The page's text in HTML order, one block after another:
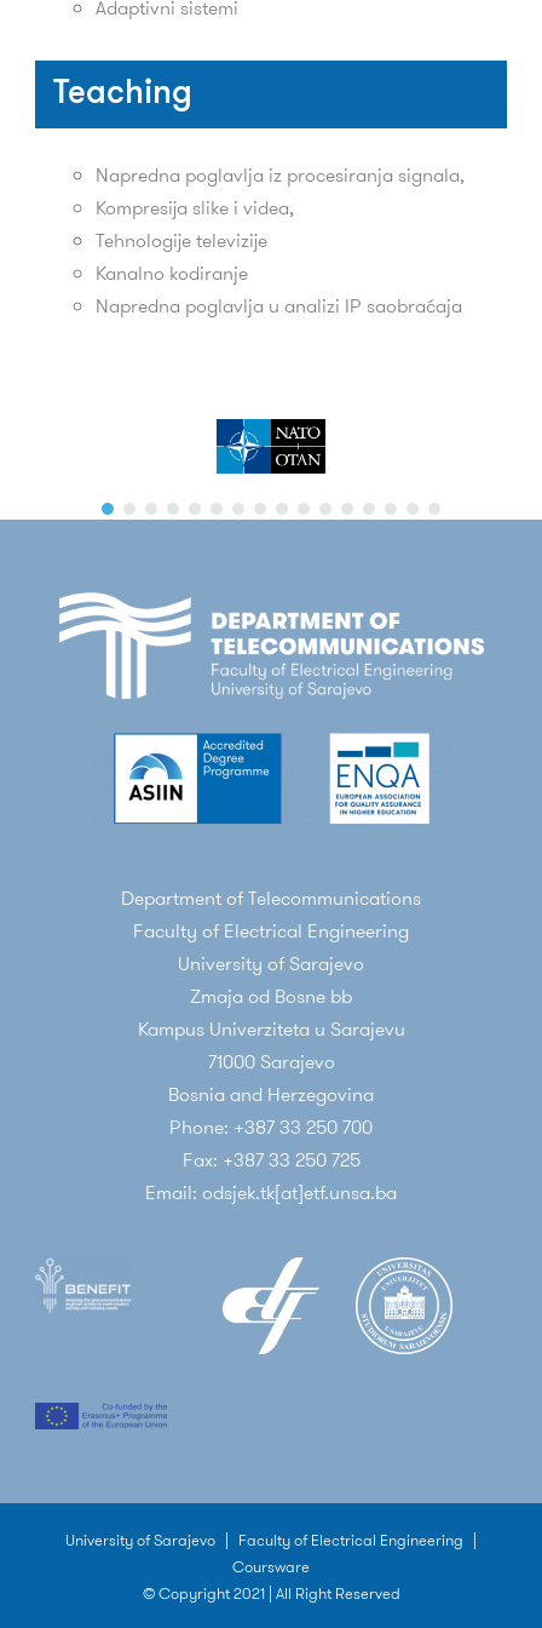
Adaptivni sistemi
Teaching
Napredna poglavlja iz procesiranja signala,
Kompresija slike i videa,
Tehnologije televizije
Kanalno kodiranje
Napredna poglavlja u analizi IP saobraćaja
Department of Telecommunications
Faculty of Electrical Engineering
University of Sarajevo
Zmaja od Bosne bb
Kampus Univerziteta u Sarajevu
71000 Sarajevo
Bosnia and Herzegovina
Phone: +387 33 250 700
Fax: +387 33 250 725
Email: odsjek.tk[at]etf.unsa.ba
University of Sarajevo | Faculty of Electrical Engineering |
Coursware
© Copyright 2021 | All Right Reserved